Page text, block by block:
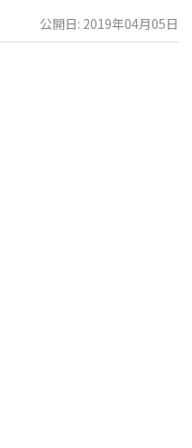
公開日: 2019年04月05日